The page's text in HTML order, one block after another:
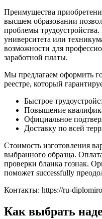
Преимущества
высшем образовании
проблемы
университета или
возможности для
заработной платы.
Мы предлагаем оформить
реестре, который
Быстрое
Повышение
Официальное
Доставку по всей
Стоимость изготовления
выбранного образца.
проверки бланка гознак.
поможет successfully
Контакты: https://ru-
Как выбрать